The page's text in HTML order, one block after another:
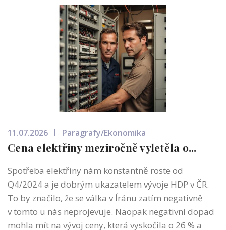
11.07.2026 Paragrafy/Ekonomika
Cena elektřiny meziročně vyletěla o...
Spotřeba elektřiny nám konstantně roste od
Q4/2024 a je dobrým ukazatelem vývoje HDP v ČR.
To by značilo, že se válka v Íránu zatím negativně
v tomto u nás neprojevuje. Naopak negativní dopad
mohla mít na vývoj ceny, která vyskočila o 26 % a